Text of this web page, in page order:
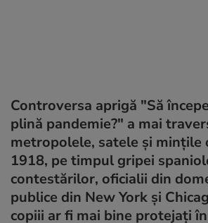
Controversa aprigă "Să
plină pandemie?" a mai
metropolele, satele și mințile
1918, pe timpul gripei
contestărilor, oficialii din
publice din New York și
copiii ar fi mai bine protejați